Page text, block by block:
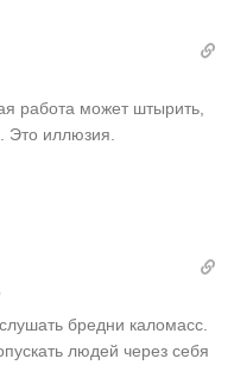
работа может штырить,
Это иллюзия.
бредни каломасс.
людей через себя